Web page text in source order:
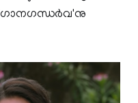
'ഗാനഗന്ധർവ'നു